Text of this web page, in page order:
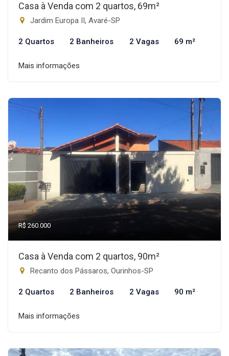
Casa à Venda com 2 quartos, 69m²
Jardim Europa II, Avaré-SP
2 Quartos 2 Banheiros 2 Vagas 69 m²
Mais informações
R$ 260.000
Casa à Venda com 2 quartos, 90m²
Recanto dos Pássaros, Ourinhos-SP
2 Quartos 2 Banheiros 2 Vagas 90 m²
Mais informações